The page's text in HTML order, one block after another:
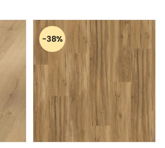
var:
299,00 kr..
185,00 kr..
-38%